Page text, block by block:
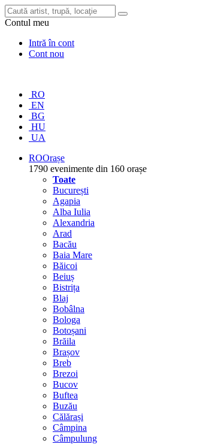
Contul meu
Intră în cont
Cont nou
RO
EN
BG
HU
UA
ROOrașe
1790 evenimente din 160 orașe
Toate
București
Agapia
Alba Iulia
Alexandria
Arad
Bacău
Baia Mare
Băicoi
Beiuș
Bistrița
Blaj
Bobâlna
Bologa
Botoșani
Brăila
Brașov
Breb
Brezoi
Bucov
Buftea
Buzău
Călărași
Câmpina
Câmpulung